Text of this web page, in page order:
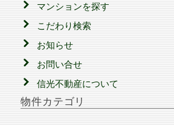
マンションを探す
こだわり検索
お知らせ
お問い合せ
信光不動産について
物件カテゴリ